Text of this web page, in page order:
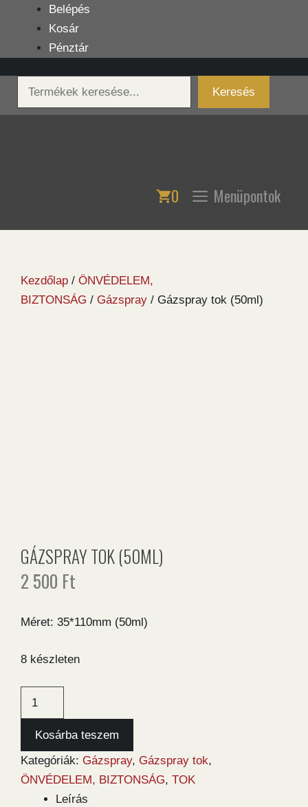
tartalomba
Belépés
Kosár
Pénztár
Keresés
Keresés
0 Menüpontok
Kezdőlap / ÖNVÉDELEM,
BIZTONSÁG / Gázspray / Gázspray tok (50ml)
GÁZSPRAY TOK (50ML)
2 500 Ft
Méret: 35*110mm (50ml)
8 készleten
Gázspray
(50ml)
mennyiség
Kosárba teszem
Kategóriák: Gázspray, Gázspray tok,
ÖNVÉDELEM, BIZTONSÁG, TOK
Leírás